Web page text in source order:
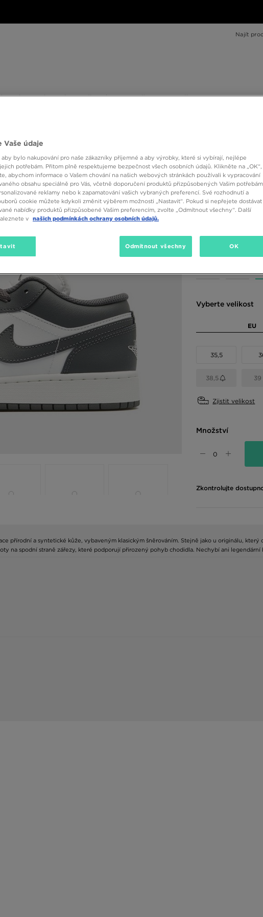
Najít
Dámské Dětské Doplňky Značky Kolekce
JORDAN
1490 Kč
Vyberte velikost
EU
35,5
38,5 39
Zjistit velikost
Množství
Zkontrolujte
přírodní a syntetické kůže, vybaveným klasickým šněrováním. Stejně jako u originálu,
na spodní straně zářezy, které podporují přirozený pohyb chodidla. Nechybí ani
Vaše údaje
aby bylo nakupování pro naše zákazníky příjemné a aby výrobky, které si vybírají, nejlépe
potřebám. Přitom plně respektujeme bezpečnost všech osobních údajů. Klikněte na „OK“,
abychom informace o Vašem chování na našich webových stránkách používali k vypracování
obsahu speciálně pro Vás, včetně doporučení produktů přizpůsobených Vašim
reklamy nebo k zapamatování vašich vybraných preferencí. Své rozhodnutí a
cookie můžete kdykoli změnit výběrem možnosti „Nastavit“. Pokud si nepřejete dostávat
nabídky produktů přizpůsobené Vašim preferencím, zvolte „Odmítnout všechny“. Další
v našich podmínkách ochrany osobních údajů.
Odmítnout všechny OK